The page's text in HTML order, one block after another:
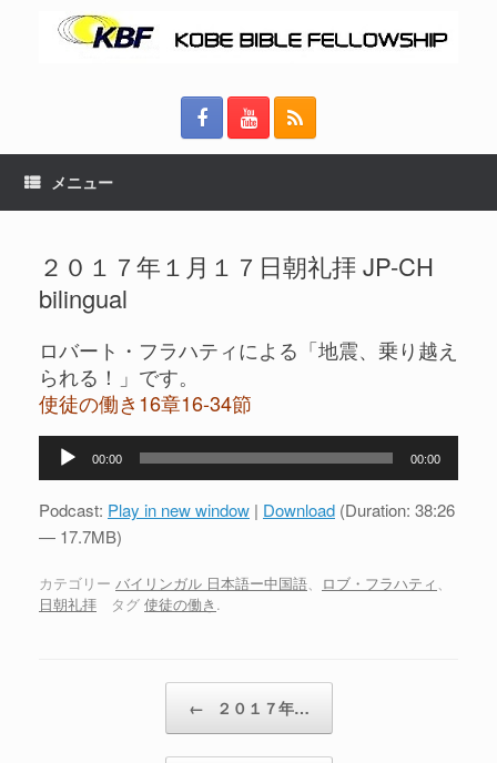
メニュー
２０１７年１月１７日朝礼拝 JP-CH
bilingual
ロバート・フラハティによる「地震、乗り越え
られる！」です。
使徒の働き16章16-34節
プ
ヤ
ー
00:00 00:00
Podcast: Play in new window | Download (Duration: 38:26
— 17.7MB)
カテゴリー バイリンガル 日本語ー中国語、 ロブ・フラハティ、
日朝礼拝 タグ 使徒の働き .
← ２０１７年…